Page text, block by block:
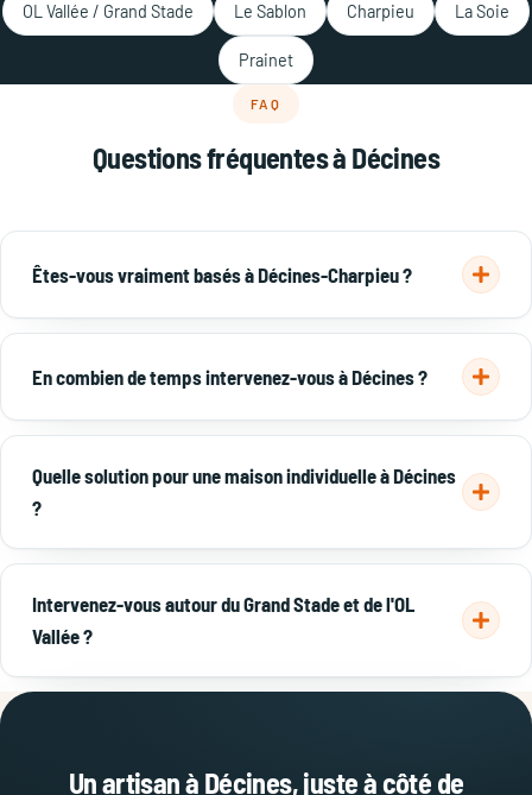
OL Vallée / Grand Stade Le Sablon Charpieu La Soie
Prainet
FAQ
Questions fréquentes à Décines
Êtes-vous vraiment basés à Décines-Charpieu ?
Oui. Notre siège est au 185 Av. Franklin Roosevelt, 69150
rapidement sur toute la commune.
En combien de temps intervenez-vous à Décines ?
Souvent le jour même pour les urgences plomberie et
chauffage, et sous 24 à 48 h pour une étude clim ou
chaleur
Quelle solution pour une maison individuelle à Décines
?
Le pavillonnaire de Décines se prête bien à la PAC air/eau
Intervenez-vous autour du Grand Stade et de l'OL
Vallée ?
Oui, nous couvrons tous les quartiers : centre, Grand Large,
Un artisan à Décines, juste à côté de